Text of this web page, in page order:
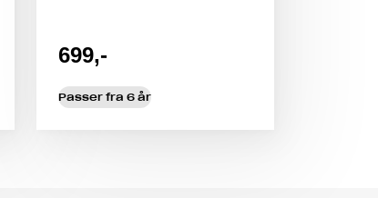
699,-
Passer fra 6 år